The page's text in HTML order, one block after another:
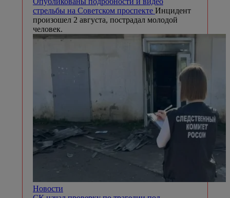
стрельбы на Советском проспекте Инцидент
произошел 2 августа, пострадал молодой
человек.
Новости